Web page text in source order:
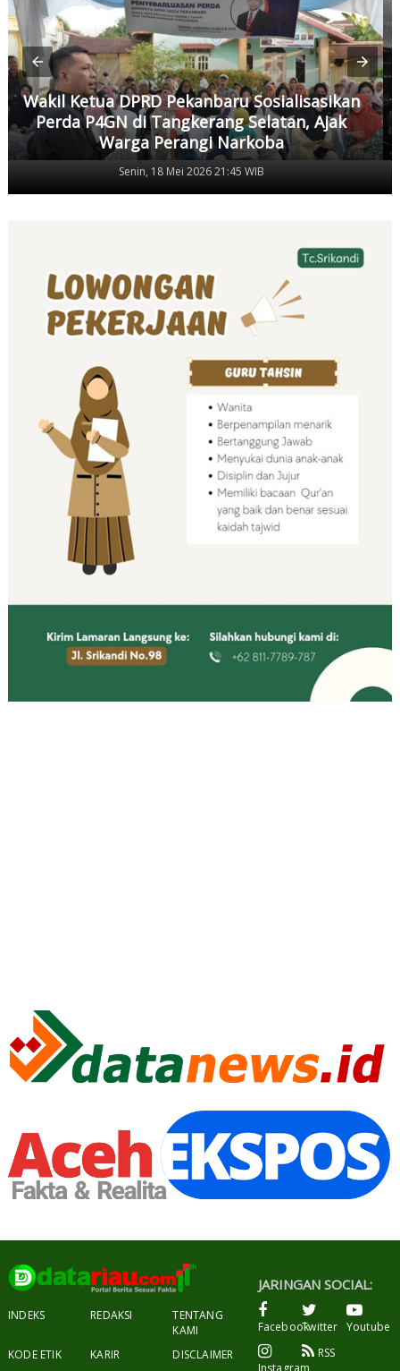
Wakil Ketua DPRD Pekanbaru Sosialisasikan
Perda P4GN di Tangkerang Selatan, Ajak
Warga Perangi Narkoba
Senin, 18 Mei 2026 21:45 WIB
INDEKS REDAKSI
TENTANG
KAMI
KODE ETIK
KARIR DISCLAIMER
JARINGAN SOCIAL:
FacebookTwitter Youtube
Instagram
RSS